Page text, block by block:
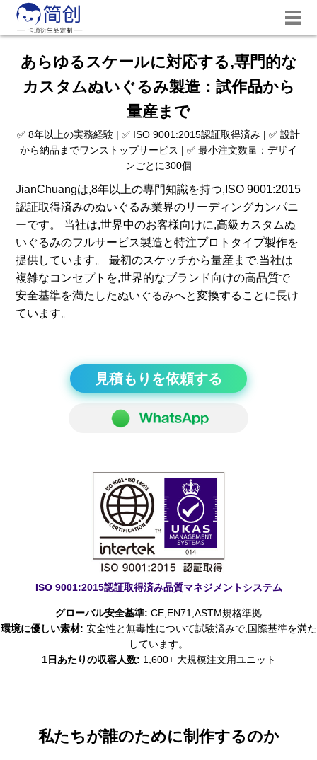
あらゆるスケールに対応する,専門的な
カスタムぬいぐるみ製造：試作品から
量産まで
✅ 8年以上の実務経験 | ✅ ISO 9001:2015認証取得済み | ✅ 設計
から納品までワンストップサービス | ✅ 最小注文数量：デザイ
ンごとに300個
JianChuangは,8年以上の専門知識を持つ,ISO 9001:2015
認証取得済みのぬいぐるみ業界のリーディングカンパニ
ーです。 当社は,世界中のお客様向けに,高級カスタムぬ
いぐるみのフルサービス製造と特注プロトタイプ製作を
提供しています。 最初のスケッチから量産まで,当社は
複雑なコンセプトを,世界的なブランド向けの高品質で
安全基準を満たしたぬいぐるみへと変換することに長け
ています。
見積もりを依頼する
ISO 9001:2015認証取得済み品質マネジメントシステム
グローバル安全基準: CE,EN71,ASTM規格準拠
環境に優しい素材: 安全性と無毒性について試験済みで,国際基準を満た
しています。
1日あたりの収容人数: 1,600+ 大規模注文用ユニット
私たちが誰のために制作するのか